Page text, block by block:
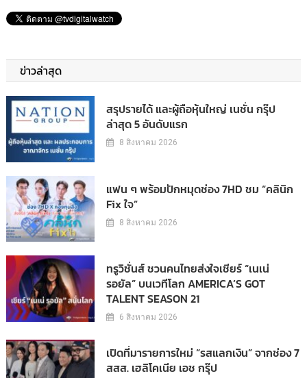
ข่าวล่าสุด
สรุปรายได้ และผู้ถือหุ้นใหญ่ เนชั่น กรุ๊ป
ล่าสุด 5 อันดับแรก
8 สิงหาคม 2026
แฟน ๆ พร้อมปักหมุดช่อง 7HD ชม “คลินิก
Fix ใจ”
8 สิงหาคม 2026
ทรูวิชั่นส์ ชวนคนไทยส่งใจเชียร์ “เนเน่
รอยัล” บนเวทีโลก AMERICA’S GOT
TALENT SEASON 21
6 สิงหาคม 2026
เปิดที่มารายการใหม่ “รสแลกเงิน” จากช่อง 7
สสส. เฮลิโคเนีย เอช กรุ๊ป